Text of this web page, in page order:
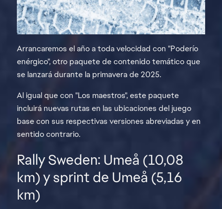
Arrancaremos el año a toda velocidad con "Poderío
enérgico", otro paquete de contenido temático que
se lanzará durante la primavera de 2025.
Al igual que con "Los maestros", este paquete
incluirá nuevas rutas en las ubicaciones del juego
base con sus respectivas versiones abreviadas y en
sentido contrario.
Rally Sweden: Umeå (10,08
km) y sprint de Umeå (5,16
km)